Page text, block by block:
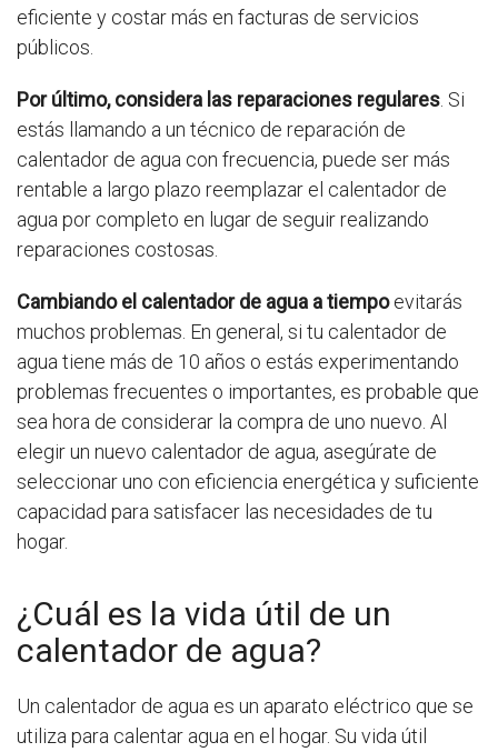
eficiente y costar más en facturas de servicios
públicos.
Por último, considera las reparaciones regulares . Si
estás llamando a un técnico de reparación de
calentador de agua con frecuencia, puede ser más
rentable a largo plazo reemplazar el calentador de
agua por completo en lugar de seguir realizando
reparaciones costosas.
Cambiando el calentador de agua a tiempoevitarás
muchos problemas. En general, si tu calentador de
agua tiene más de 10 años o estás experimentando
problemas frecuentes o importantes, es probable que
sea hora de considerar la compra de uno nuevo. Al
elegir un nuevo calentador de agua, asegúrate de
seleccionar uno con eficiencia energética y suficiente
capacidad para satisfacer las necesidades de tu
hogar.
¿Cuál es la vida útil de un
calentador de agua?
Un calentador de agua es un aparato eléctrico que se
utiliza para calentar agua en el hogar. Su vida útil